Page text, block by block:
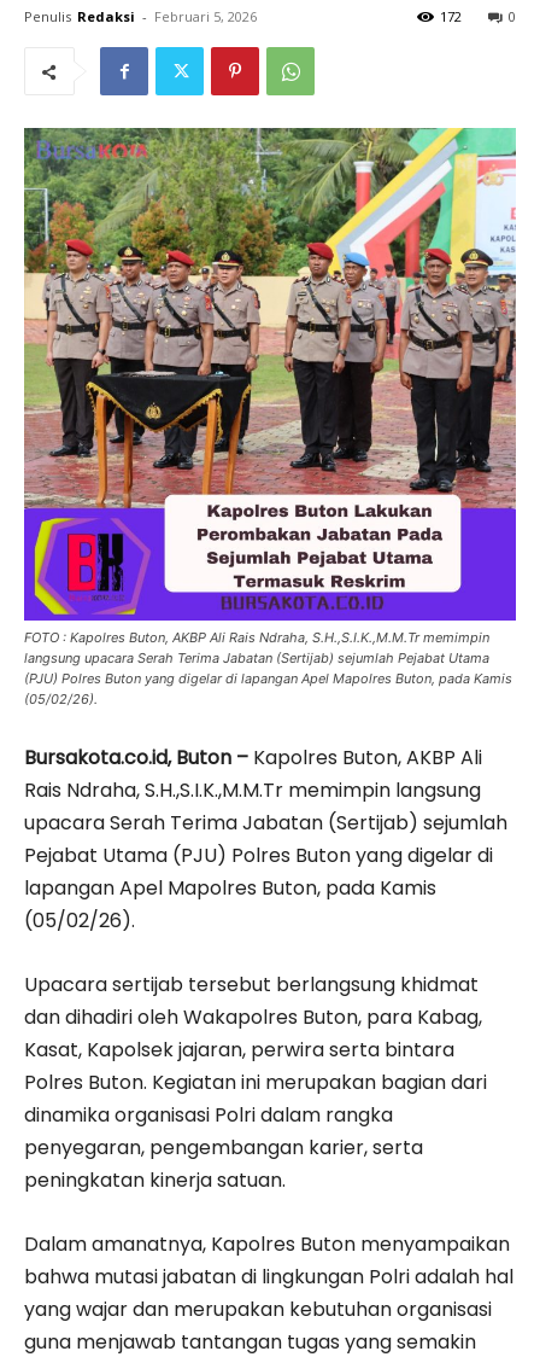
Penulis Redaksi - Februari 5, 2026 0
172
FOTO : Kapolres Buton, AKBP Ali Rais Ndraha, S.H.,S.I.K.,M.M.Tr memimpin
langsung upacara Serah Terima Jabatan (Sertijab) sejumlah Pejabat Utama
(PJU) Polres Buton yang digelar di lapangan Apel Mapolres Buton, pada Kamis
(05/02/26).
Bursakota.co.id, Buton – Kapolres Buton, AKBP Ali
Rais Ndraha, S.H.,S.I.K.,M.M.Tr memimpin langsung
upacara Serah Terima Jabatan (Sertijab) sejumlah
Pejabat Utama (PJU) Polres Buton yang digelar di
lapangan Apel Mapolres Buton, pada Kamis
(05/02/26).
Upacara sertijab tersebut berlangsung khidmat
dan dihadiri oleh Wakapolres Buton, para Kabag,
Kasat, Kapolsek jajaran, perwira serta bintara
Polres Buton. Kegiatan ini merupakan bagian dari
dinamika organisasi Polri dalam rangka
penyegaran, pengembangan karier, serta
peningkatan kinerja satuan.
Dalam amanatnya, Kapolres Buton menyampaikan
bahwa mutasi jabatan di lingkungan Polri adalah hal
yang wajar dan merupakan kebutuhan organisasi
guna menjawab tantangan tugas yang semakin